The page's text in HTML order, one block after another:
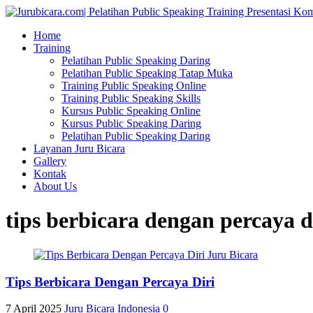
Home
Training
Pelatihan Public Speaking Daring
Pelatihan Public Speaking Tatap Muka
Training Public Speaking Online
Training Public Speaking Skills
Kursus Public Speaking Online
Kursus Public Speaking Daring
Pelatihan Public Speaking Daring
Layanan Juru Bicara
Gallery
Kontak
About Us
tips berbicara dengan percaya
Tips Berbicara Dengan Percaya Diri
7 April 2025 Juru Bicara Indonesia 0